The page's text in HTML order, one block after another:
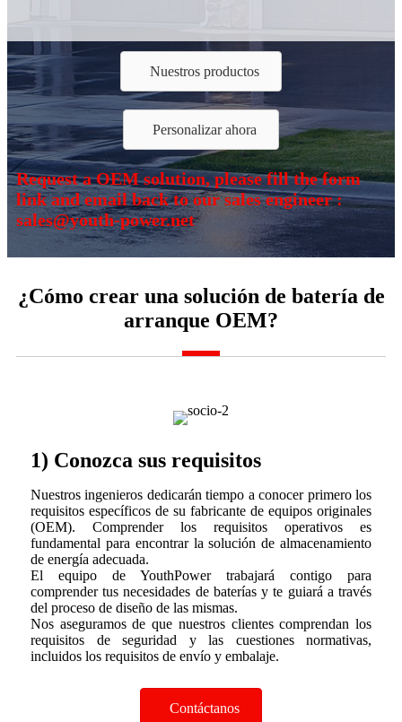
Nuestros productos
Personalizar ahora
Request a OEM solution, please fill the form
link and email back to our sales engineer :
sales@youth-power.net
¿Cómo crear una solución de batería de
arranque OEM?
1) Conozca sus requisitos
Nuestros ingenieros dedicarán tiempo a conocer primero los
requisitos específicos de su fabricante de equipos originales
(OEM). Comprender los requisitos operativos es
fundamental para encontrar la solución de almacenamiento
de energía adecuada.
El equipo de YouthPower trabajará contigo para
comprender tus necesidades de baterías y te guiará a través
del proceso de diseño de las mismas.
Nos aseguramos de que nuestros clientes comprendan los
requisitos de seguridad y las cuestiones normativas,
incluidos los requisitos de envío y embalaje.
Contáctanos